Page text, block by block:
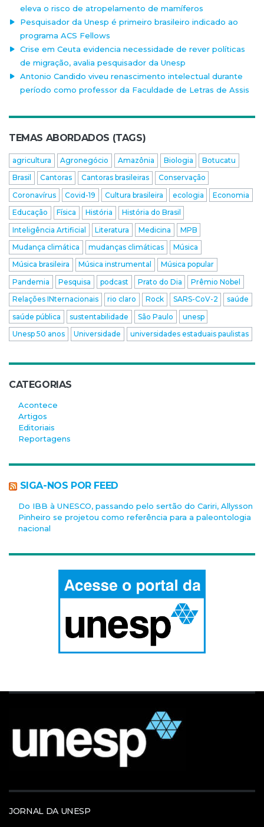
eleva o risco de atropelamento de mamíferos
Pesquisador da Unesp é primeiro brasileiro indicado ao
programa ACS Fellows
Crise em Ceuta evidencia necessidade de rever políticas
de migração, avalia pesquisador da Unesp
Antonio Candido viveu renascimento intelectual durante
período como professor da Faculdade de Letras de Assis
TEMAS ABORDADOS (TAGS)
agricultura Agronegócio Amazônia Biologia
Botucatu
Brasil
Cantoras Cantoras brasileiras
Conservação
Coronavírus
Covid-19 Cultura brasileira ecologia
Economia
Educação
Física História
História do Brasil
Inteligência Artificial
Literatura Medicina
MPB
Mudança climática
mudanças climáticas
Música
Música brasileira
Música instrumental
Música popular
Pandemia
Pesquisa podcast Prato do Dia
Prêmio Nobel
Relações INternacionais
rio claro Rock SARS-CoV-2
saúde
saúde pública
sustentabilidade São Paulo
unesp
Unesp 50 anos
Universidade universidades estaduais paulistas
CATEGORIAS
Acontece
Artigos
Editoriais
Reportagens
SIGA-NOS POR FEED
Do IBB à UNESCO, passando pelo sertão do Cariri, Allysson
Pinheiro se projetou como referência para a paleontologia
nacional
JORNAL DA UNESP